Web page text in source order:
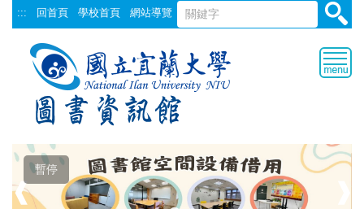
跳
到
::: 回首頁 學校首頁 網站導覽
暫停
❰